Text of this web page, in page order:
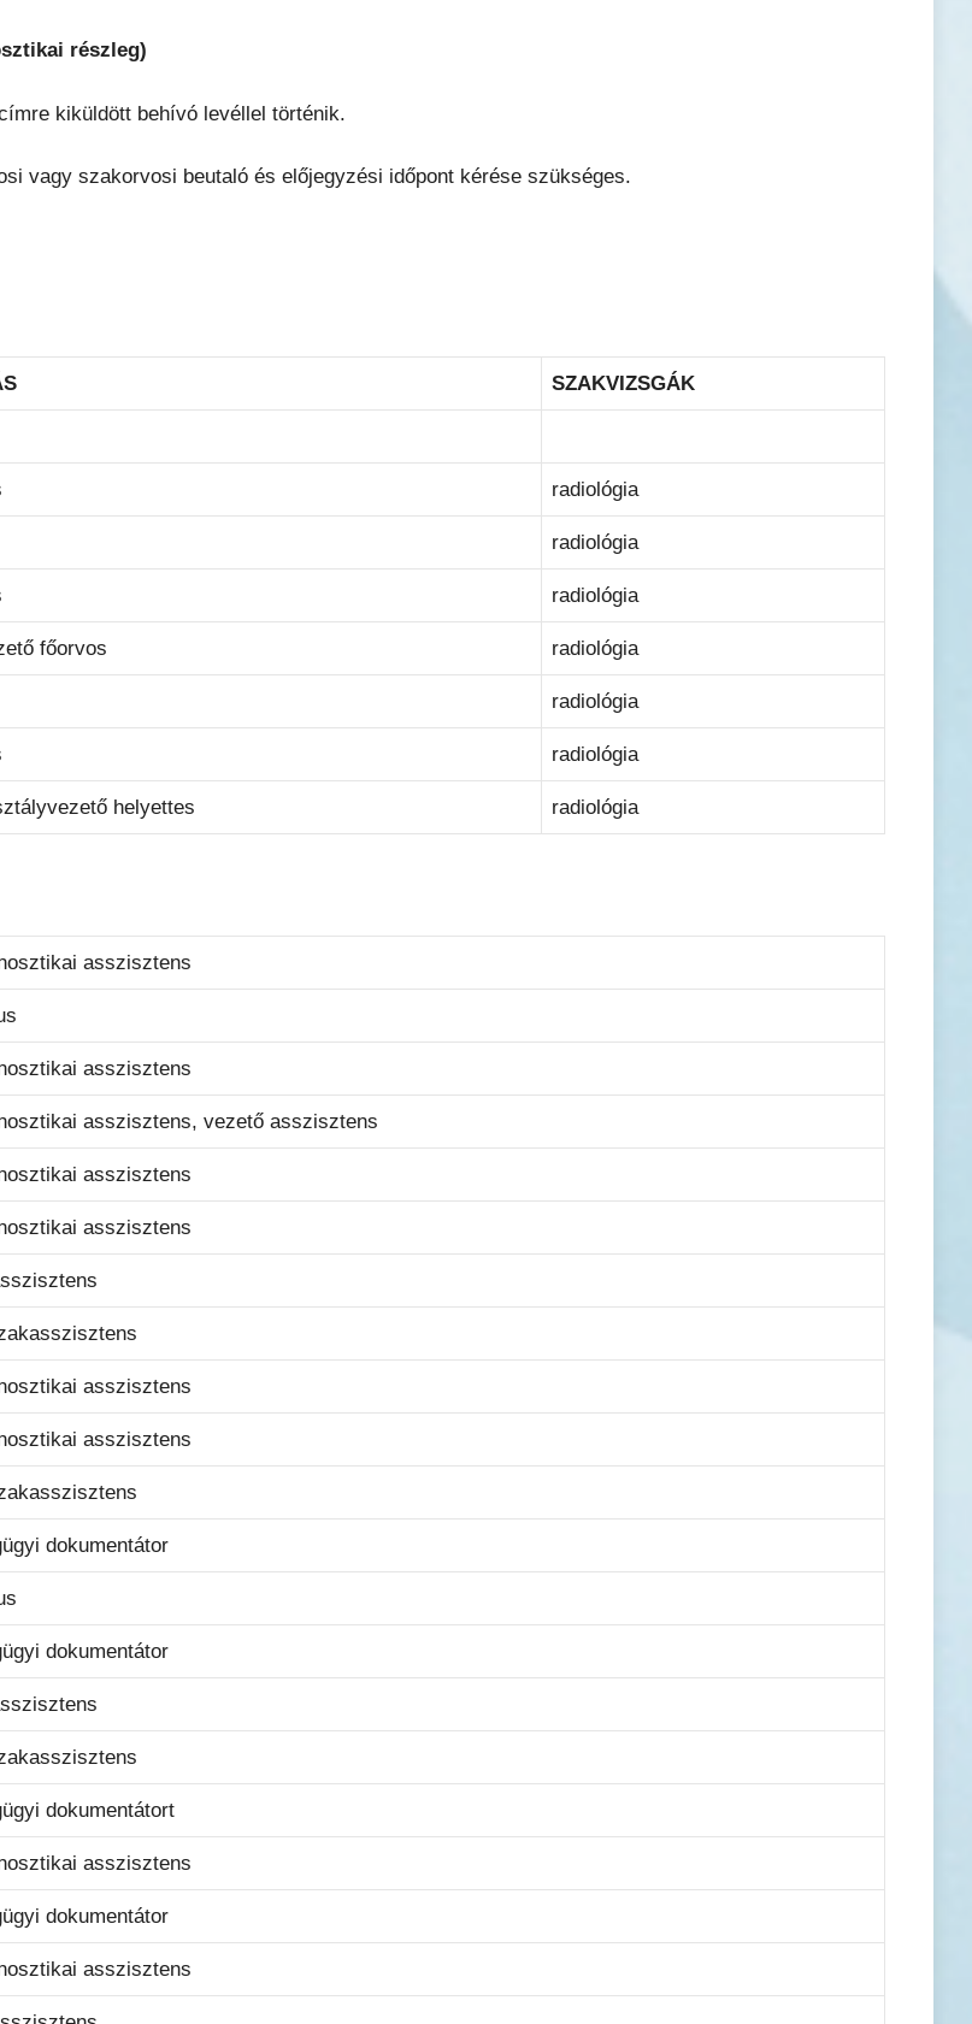
részleg)
kiküldött behívó levéllel történik.
vagy szakorvosi beutaló és előjegyzési időpont kérése szükséges.
SZAKVIZSGÁK
radiológia
radiológia
radiológia
főorvos radiológia
radiológia
radiológia
helyettes radiológia
asszisztens
asszisztens
asszisztens, vezető asszisztens
asszisztens
asszisztens
asszisztens
asszisztens
dokumentátor
dokumentátor
dokumentátort
asszisztens
dokumentátor
asszisztens